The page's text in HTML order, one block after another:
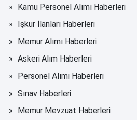
Kamu Personel Alımı Haberleri
İşkur İlanları Haberleri
Memur Alımı Haberleri
Askeri Alım Haberleri
Personel Alımı Haberleri
Sınav Haberleri
Memur Mevzuat Haberleri